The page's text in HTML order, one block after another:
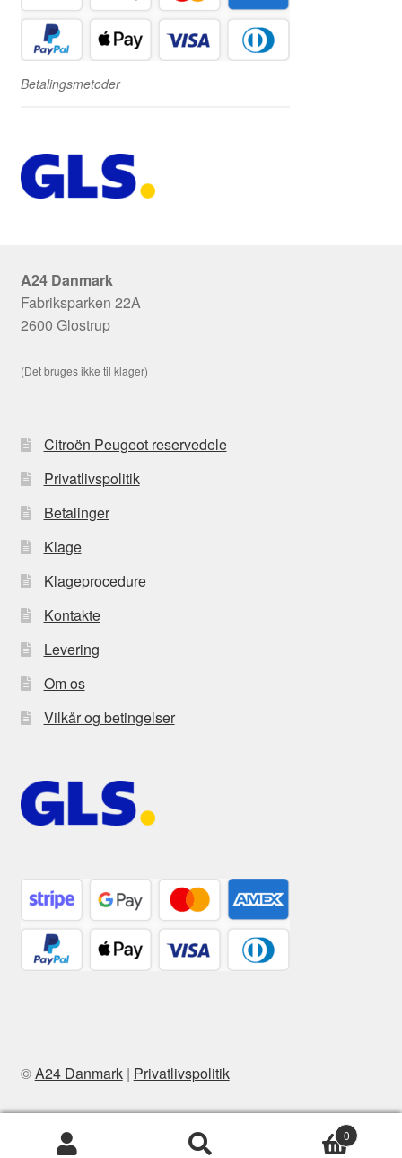
Betalingsmetoder
A24 Danmark
Fabriksparken 22A
2600 Glostrup
(Det bruges ikke til klager)
Citroën Peugeot reservedele
Privatlivspolitik
Betalinger
Klage
Klageprocedure
Kontakte
Levering
Om os
Vilkår og betingelser
©A24 Danmark| Privatlivspolitik
0